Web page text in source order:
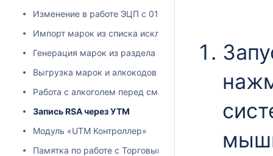
Изменение в работе ЭЦП с 01.06.2024
Импорт марок из списка исключений
Генерация марок из раздела "остатки ЕГАИС"
Выгрузка марок и алкокодов из учетной системы
Работа с алкоголем перед сменой юридического лица
Запись RSA через УТМ
Модуль «UTM Контроллер»
Памятка по работе с Торговым залом